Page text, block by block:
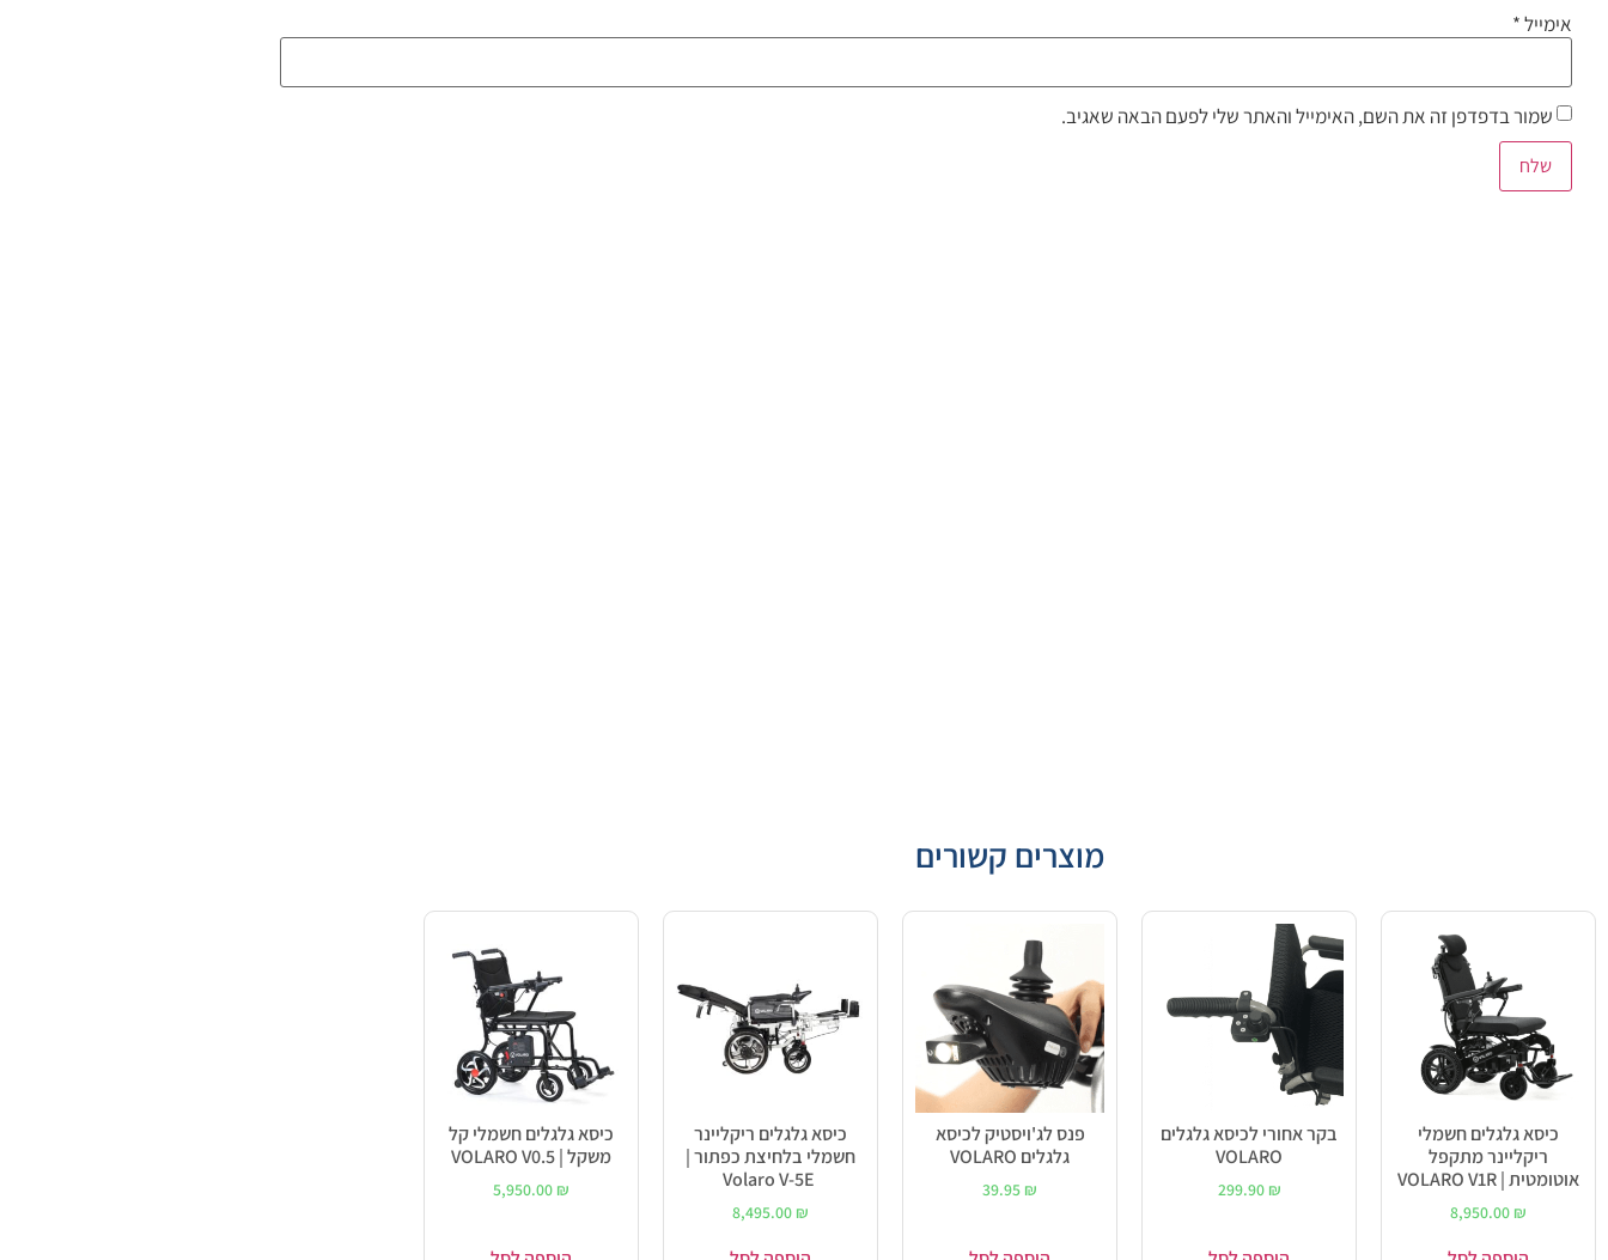
אימייל*
שמור בדפדפן זה את השם, האימייל והאתר שלי לפעם הבאה שאגיב.
מוצרים קשורים
כיסא גלגלים חשמלי
ריקליינר מתקפל
אוטומטית | VOLARO V1R
8,950.00 ₪
בקר אחורי לכיסא גלגלים
VOLARO
299.90 ₪
פנס לג'ויסטיק לכיסא
גלגלים VOLARO
39.95 ₪
כיסא גלגלים ריקליינר
חשמלי בלחיצת כפתור |
8,495.00 ₪
כיסא גלגלים חשמלי קל
משקל | VOLARO V0.5
5,950.00 ₪